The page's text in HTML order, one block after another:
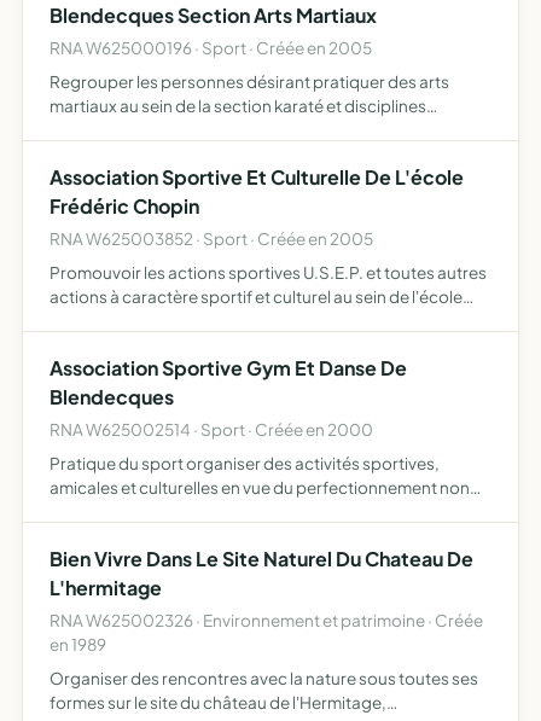
Blendecques Section Arts Martiaux
RNA W625000196 · Sport · Créée en 2005
Regrouper les personnes désirant pratiquer des arts
martiaux au sein de la section karaté et disciplines
Association Sportive Et Culturelle De L'école
Frédéric Chopin
RNA W625003852 · Sport · Créée en 2005
Promouvoir les actions sportives U.S.E.P. et toutes autres
actions à caractère sportif et culturel au sein de l'école
Association Sportive Gym Et Danse De
Blendecques
RNA W625002514 · Sport · Créée en 2000
Pratique du sport organiser des activités sportives,
amicales et culturelles en vue du perfectionnement non
Bien Vivre Dans Le Site Naturel Du Chateau De
L'hermitage
RNA W625002326 · Environnement et patrimoine · Créée
en 1989
Organiser des rencontres avec la nature sous toutes ses
formes sur le site du château de l'Hermitage,